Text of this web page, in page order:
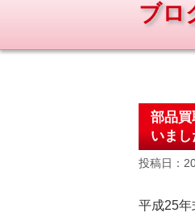
ブロ
部品
いまし
投稿日：
平成25